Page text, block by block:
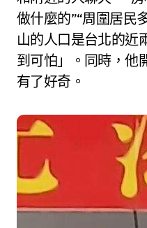
做什麼的”“周圍居民
山的人口是台北的近
到可怕」。同時，他
有了好奇。